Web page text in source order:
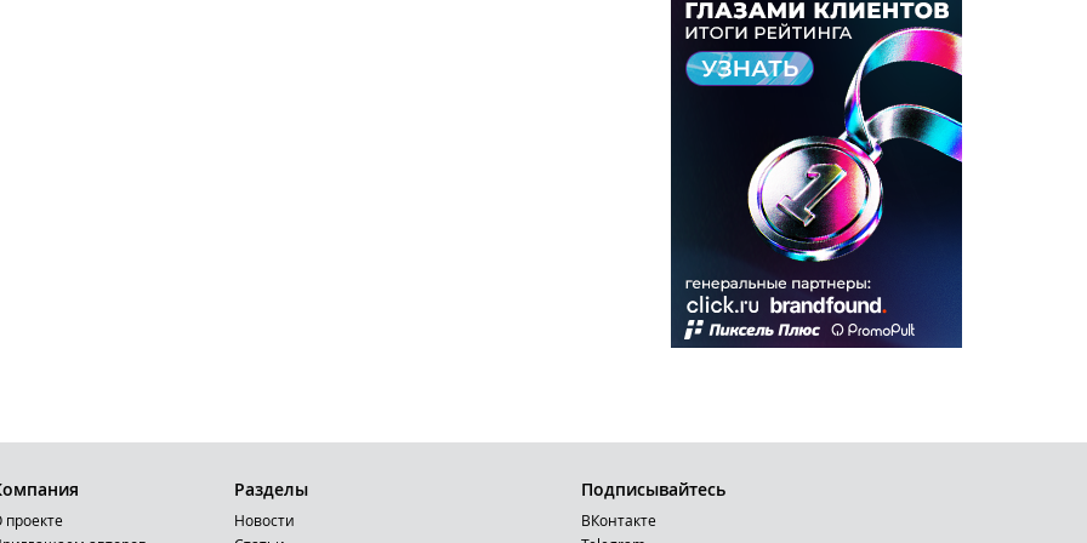
проекте
Разделы
Новости
Подписывайтесь
ВКонтакте